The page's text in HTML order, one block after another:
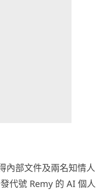
內部文件及兩名知情人
代號 Remy 的 AI 個人